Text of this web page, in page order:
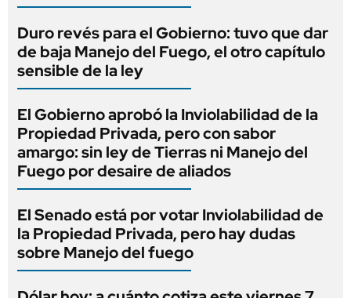
Duro revés para el Gobierno: tuvo que dar
de baja Manejo del Fuego, el otro capítulo
sensible de la ley
El Gobierno aprobó la Inviolabilidad de la
Propiedad Privada, pero con sabor
amargo: sin ley de Tierras ni Manejo del
Fuego por desaire de aliados
El Senado está por votar Inviolabilidad de
la Propiedad Privada, pero hay dudas
sobre Manejo del fuego